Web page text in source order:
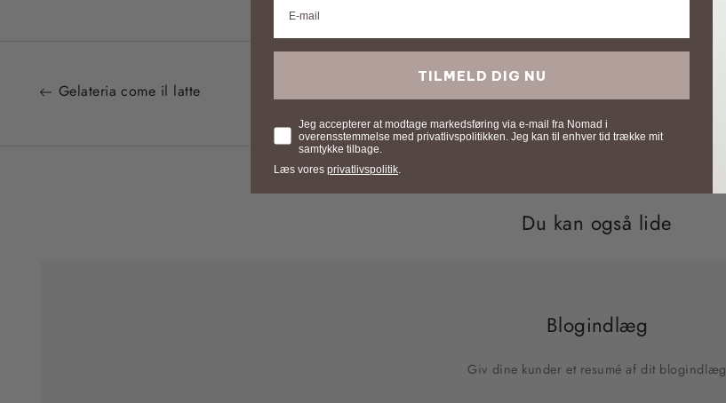
Gelateria come il latte
Du kan også lide
Blogindlæg
Giv dine kunder et resumé af dit blogindlæg
TILMELD DIG NU
Samtykke
Jeg accepterer at modtage markedsføring via e-mail fra Nomad i
overensstemmelse med privatlivspolitikken. Jeg kan til enhver tid trække mit
samtykke tilbage.
Læs vores privatlivspolitik.